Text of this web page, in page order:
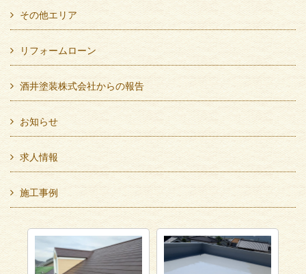
その他エリア
リフォームローン
酒井塗装株式会社からの報告
お知らせ
求人情報
施工事例